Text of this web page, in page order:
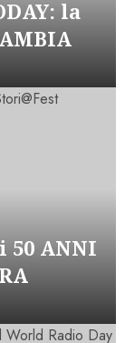
la
50 ANNI